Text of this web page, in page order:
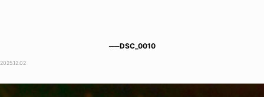
──DSC_0010
2025.12.02